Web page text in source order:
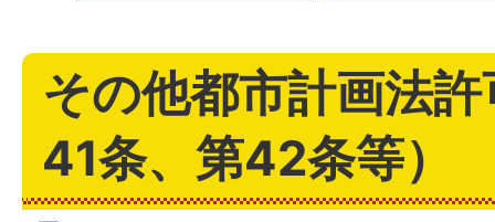
その他都市計画法
41条、第42条等）